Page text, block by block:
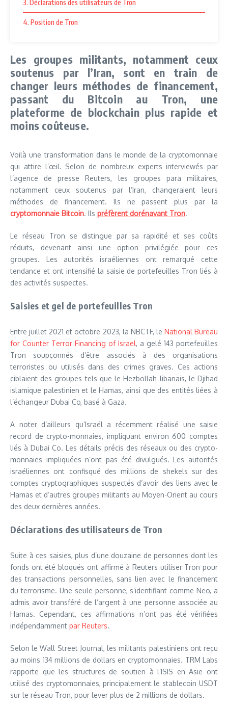
3. Déclarations des utilisateurs de Tron
4. Position de Tron
Les groupes militants, notamment ceux
soutenus par l’Iran, sont en train de
changer leurs méthodes de financement,
passant du Bitcoin au Tron, une
plateforme de blockchain plus rapide et
moins coûteuse.
Voilà une transformation dans le monde de la cryptomonnaie
qui attire l’œil. Selon de nombreux experts interviewés par
l’agence de presse Reuters, les groupes para militaires,
notamment ceux soutenus par l’Iran, changeraient leurs
méthodes de financement. Ils ne passent plus par la
cryptomonnaie Bitcoin. Ils préfèrent dorénavant Tron.
Le réseau Tron se distingue par sa rapidité et ses coûts
réduits, devenant ainsi une option privilégiée pour ces
groupes. Les autorités israéliennes ont remarqué cette
tendance et ont intensifié la saisie de portefeuilles Tron liés à
des activités suspectes.
Saisies et gel de portefeuilles Tron
Entre juillet 2021 et octobre 2023, la NBCTF, le National Bureau
for Counter Terror Financing of Israel, a gelé 143 portefeuilles
Tron soupçonnés d’être associés à des organisations
terroristes ou utilisés dans des crimes graves. Ces actions
ciblaient des groupes tels que le Hezbollah libanais, le Djihad
islamique palestinien et le Hamas, ainsi que des entités liées à
l’échangeur Dubai Co, basé à Gaza.
A noter d’ailleurs qu’Israël a récemment réalisé une saisie
record de crypto-monnaies, impliquant environ 600 comptes
liés à Dubai Co. Les détails précis des réseaux ou des crypto-
monnaies impliquées n’ont pas été divulgués. Les autorités
israéliennes ont confisqué des millions de shekels sur des
comptes cryptographiques suspectés d’avoir des liens avec le
Hamas et d’autres groupes militants au Moyen-Orient au cours
des deux dernières années.
Déclarations des utilisateurs de Tron
Suite à ces saisies, plus d’une douzaine de personnes dont les
fonds ont été bloqués ont affirmé à Reuters utiliser Tron pour
des transactions personnelles, sans lien avec le financement
du terrorisme. Une seule personne, s’identifiant comme Neo, a
admis avoir transféré de l’argent à une personne associée au
Hamas. Cependant, ces affirmations n’ont pas été vérifiées
indépendamment par Reuters.
Selon le Wall Street Journal, les militants palestiniens ont reçu
au moins 134 millions de dollars en cryptomonnaies. TRM Labs
rapporte que les structures de soutien à l’ISIS en Asie ont
utilisé des cryptomonnaies, principalement le stablecoin USDT
sur le réseau Tron, pour lever plus de 2 millions de dollars.